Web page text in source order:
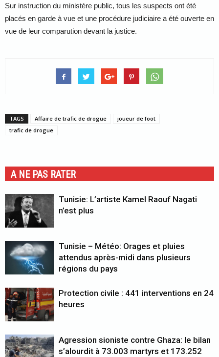
Sur instruction du ministère public, tous les suspects ont été
placés en garde à vue et une procédure judiciaire a été ouverte en
vue de leur comparution devant la justice.
TAGS Affaire de trafic de drogue
joueur de foot
trafic de drogue
A NE PAS RATER
Tunisie: L’artiste Kamel Raouf Nagati
n’est plus
Tunisie – Météo: Orages et pluies
attendus après-midi dans plusieurs
régions du pays
Protection civile : 441 interventions en 24
heures
Agression sioniste contre Ghaza: le bilan
s’alourdit à 73.003 martyrs et 173.252